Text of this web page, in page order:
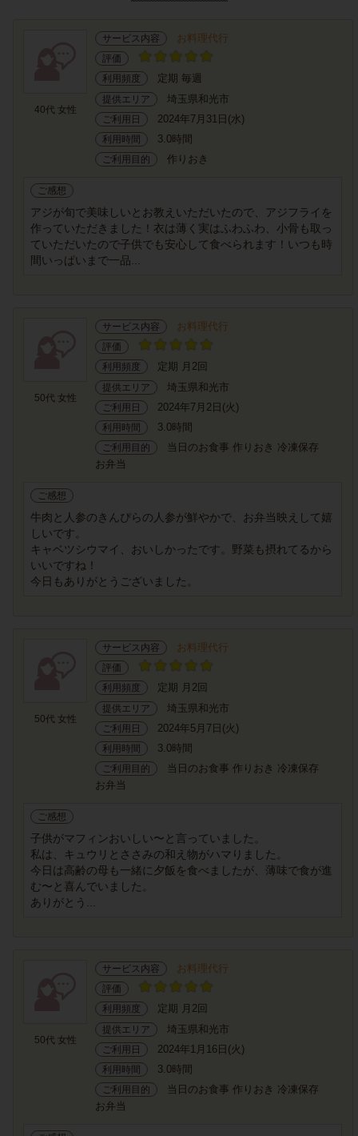
40代 女性
サービス内容 お料理代行
評価
利用頻度
定期 毎週
提供エリア 埼玉県和光市
ご利用日 2024年7月31日(水)
利用時間 3.0時間
ご利用目的 作りおき
ご感想
アジが旬で美味しいとお教えいただいたので、アジフライを
作っていただきました！衣は薄く実はふわふわ、小骨も取っ
ていただいたので子供でも安心して食べられます！いつも時
間いっぱいまで一品...
50代 女性
サービス内容 お料理代行
評価
利用頻度
定期 月2回
提供エリア 埼玉県和光市
ご利用日 2024年7月2日(火)
利用時間 3.0時間
ご利用目的
当日のお食事 作りおき 冷凍保存
お弁当
ご感想
牛肉と人参のきんぴらの人参が鮮やかで、お弁当映えして嬉
しいです。
キャベツシウマイ、おいしかったです。野菜も摂れてるから
いいですね！
今日もありがとうございました。
50代 女性
サービス内容 お料理代行
評価
利用頻度
定期 月2回
提供エリア 埼玉県和光市
ご利用日 2024年5月7日(火)
利用時間 3.0時間
ご利用目的
当日のお食事 作りおき 冷凍保存
お弁当
ご感想
子供がマフィンおいしい〜と言っていました。
私は、キュウリとささみの和え物がハマりました。
今日は高齢の母も一緒に夕飯を食べましたが、薄味で食が進
む〜と喜んでいました。
ありがとう...
50代 女性
サービス内容 お料理代行
評価
利用頻度
定期 月2回
提供エリア 埼玉県和光市
ご利用日 2024年1月16日(火)
利用時間 3.0時間
ご利用目的
当日のお食事 作りおき 冷凍保存
お弁当